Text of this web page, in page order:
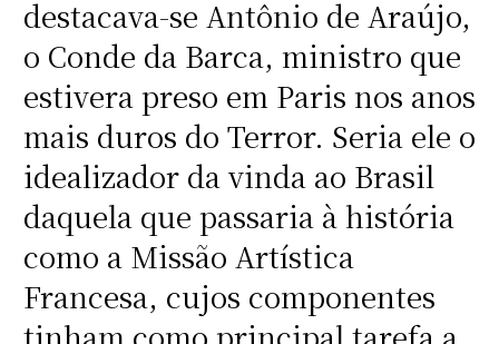
destacava-se Antônio de Araújo,
o Conde da Barca, ministro que
estivera preso em Paris nos anos
mais duros do Terror. Seria ele o
idealizador da vinda ao Brasil
daquela que passaria à história
como a Missão Artística
Francesa, cujos componentes